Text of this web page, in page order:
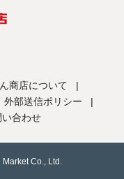
商店について
|
外部送信ポリシー
|
い合わせ
Co., Ltd.